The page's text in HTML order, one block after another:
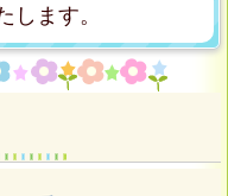
します。